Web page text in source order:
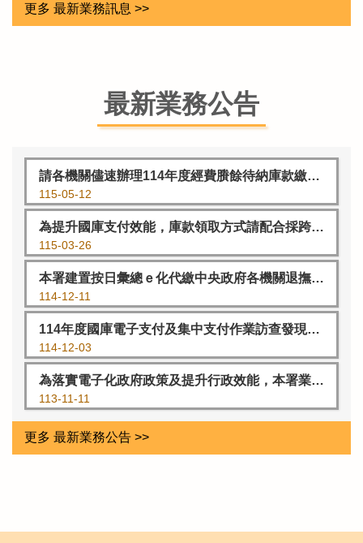
更多 最新業務訊息 >>
最新業務公告
請各機關儘速辦理114年度經費賸餘待納庫款繳庫及通報作業
115-05-12
為提升國庫支付效能，庫款領取方式請配合採跨行通匯直接存入受款人金融機構存款帳戶辦理。
115-03-26
本署建置按日彙總ｅ化代繳中央政府各機關退撫儲金作業機制，國庫支付相關系統將於114年12月15日正式上線。
114-12-11
114年度國庫電子支付及集中支付作業訪查發現受訪機關需強化事項
114-12-03
為落實電子化政府政策及提升行政效能，本署業建置國庫支票逾發票日期5年未兌領原因ｅ化回復機制，並自113年11月18日上線。
113-11-11
更多 最新業務公告 >>